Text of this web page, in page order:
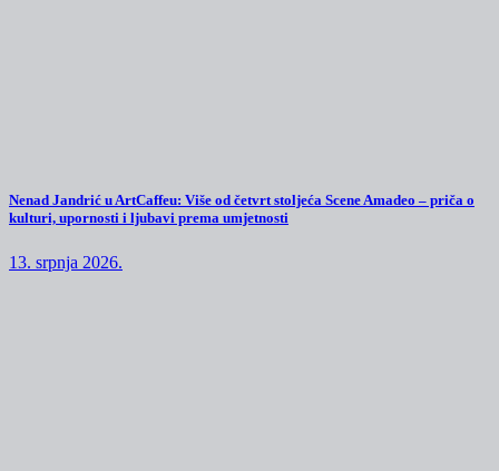
Nenad Jandrić u ArtCaffeu: Više od četvrt stoljeća Scene Amadeo – priča o
kulturi, upornosti i ljubavi prema umjetnosti
13. srpnja 2026.